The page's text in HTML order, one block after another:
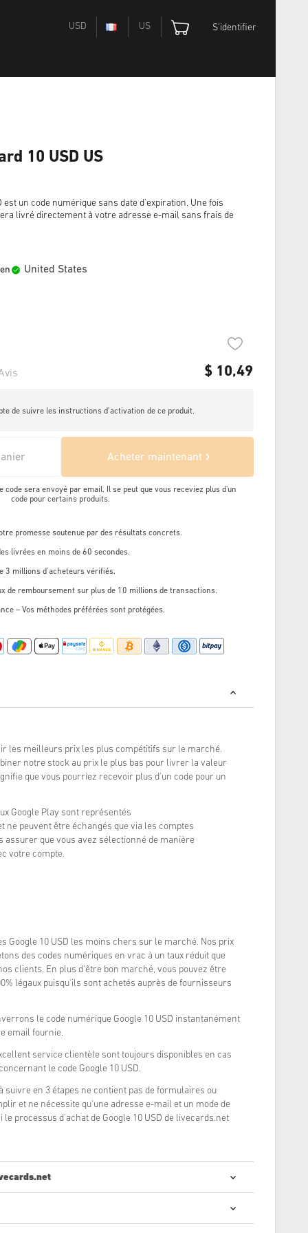
USD US S'identifier
10 USD US
est un code numérique sans date d'expiration. Une fois
livré directement à votre adresse e-mail sans frais de
United States
$ 10,49
de suivre les instructions d’activation de ce produit.
Acheter maintenant
code sera envoyé par email. Il se peut que vous receviez plus d'un
code pour certains produits.
promesse soutenue par des résultats concrets.
livrées en moins de 60 secondes.
3 millions d’acheteurs vérifiés.
de remboursement sur plus de 10 millions de transactions.
– Vos méthodes préférées sont protégées.
les meilleurs prix les plus compétitifs sur le marché.
notre stock au prix le plus bas pour livrer la valeur
que vous pourriez recevoir plus d'un code pour un
Google Play sont représentés
ne peuvent être échangés que via les comptes
assurer que vous avez sélectionné de manière
votre compte.
Google 10 USD les moins chers sur le marché. Nos prix
des codes numériques en vrac à un taux réduit que
clients. En plus d'être bon marché, vous pouvez être
légaux puisqu'ils sont achetés auprès de fournisseurs
le code numérique Google 10 USD instantanément
email fournie.
service clientèle sont toujours disponibles en cas
le code Google 10 USD.
suivre en 3 étapes ne contient pas de formulaires ou
et ne nécessite qu'une adresse e-mail et un mode de
processus d'achat de Google 10 USD de livecards.net